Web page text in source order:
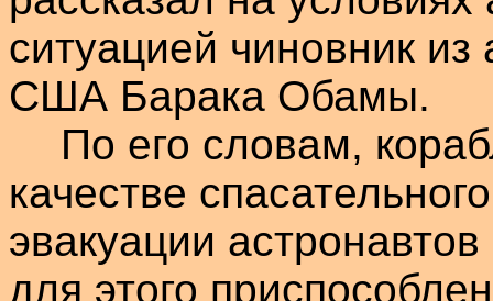
ситуацией чиновник
США Барака Обамы.
По его словам,
качестве
эвакуации
для этого